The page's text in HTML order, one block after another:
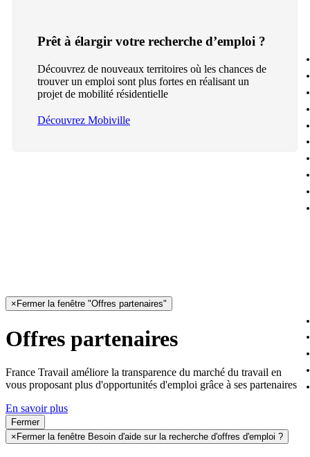
Prêt à élargir votre recherche d’emploi ?
Découvrez de nouveaux territoires où les chances de
trouver un emploi sont plus fortes en réalisant un
projet de mobilité résidentielle
Découvrez Mobiville
× Fermer la fenêtre "Offres partenaires"
Offres partenaires
France Travail améliore la transparence du marché du travail en
vous proposant plus d'opportunités d'emploi grâce à ses partenaires
En savoir plus
Fermer
× Fermer la fenêtre Besoin d'aide sur la recherche d'offres d'emploi ?